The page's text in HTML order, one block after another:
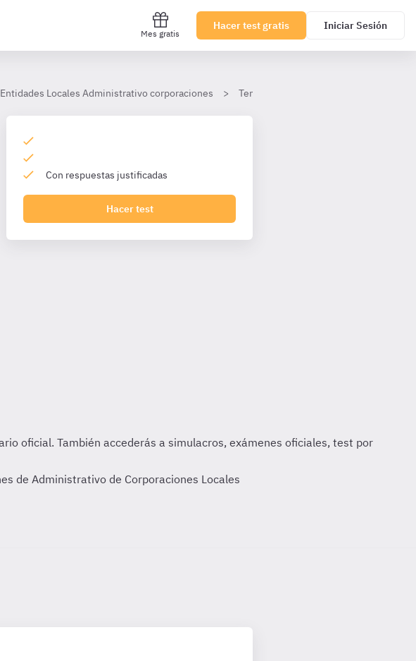
Mes gratis
Hacer test gratis Iniciar Sesión
Entidades Locales Administrativo corporaciones Tema 22. El Municipio
Con respuestas justificadas
Hacer test
de Administrativo de Corporaciones Locales